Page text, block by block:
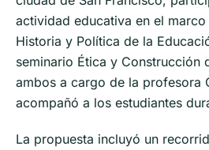
actividad educativa en el
Historia y Política de la
seminario Ética y Construcción
ambos a cargo de la profesora
acompañó a los estudiantes
La propuesta incluyó un